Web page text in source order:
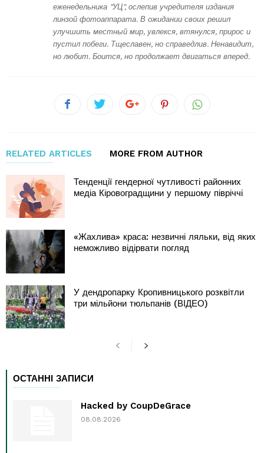
еженедельника "УЦ", ослепив учредителя издания
линзой фотоаппарата. В ожидании своих решил
улучшить местный мир, увлекся, втянулся, прирос и
пустил побеги. Тщеславен, но справедлив. Ненавидит,
но любит. Боится, но продолжает двигаться вперед.
RELATED ARTICLES MORE FROM AUTHOR
Тенденції гендерної чутливості районних
медіа Кіровоградщини у першому півріччі
«Жахлива» краса: незвичні ляльки, від яких
неможливо відірвати погляд
У дендропарку Кропивницького розквітли
три мільйони тюльпанів (ВІДЕО)
ОСТАННІ ЗАПИСИ
Hacked by CoupDeGrace
08.08.2026